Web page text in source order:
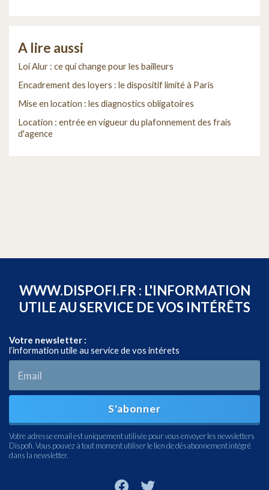
A lire aussi
Loi Alur : ce qui change pour les bailleurs
Encadrement des loyers : le dispositif limité à Paris
Mise en location : les diagnostics obligatoires
Location : entrée en vigueur du plafonnement des frais
d'agence
WWW.DISPOFI.FR : L'INFORMATION
UTILE AU SERVICE DE VOS INTÉRÊTS
Votre newsletter :
l’information utile au service de vos intérets
S'abonner
Votre adresse email est uniquement utilisée pour vous envoyer les newsletters
Dispofi. Vous pouvez à tout moment utiliser le lien de désabonnement intégré
dans la newsletter.